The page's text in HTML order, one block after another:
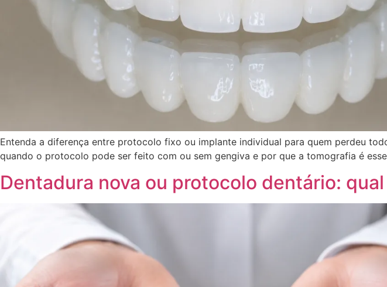
Entenda a diferença entre protocolo fixo ou implante individual para quem perdeu
quando o protocolo pode ser feito com ou sem gengiva e por que a tomografia é
Dentadura nova ou protocolo dentário: